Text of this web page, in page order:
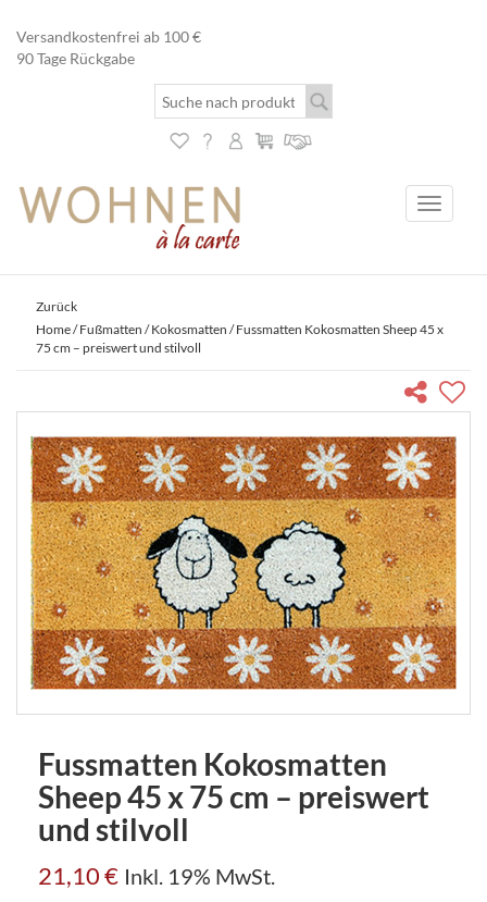
Versandkostenfrei ab 100 €
90 Tage Rückgabe
Toggle
Zurück
Home/Fußmatten /Kokosmatten / Fussmatten Kokosmatten Sheep 45 x
75 cm – preiswert und stilvoll
Fussmatten Kokosmatten
Sheep 45 x 75 cm – preiswert
und stilvoll
21,10€ Inkl. 19% MwSt.